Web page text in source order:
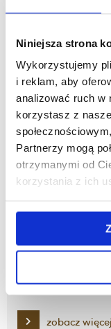
Niniejsza strona
Wykorzystujemy
i reklam, aby
analizować ruch w
korzystasz z
Partnerzy mogą
otrzymanymi od
korzystania z ich
zobacz więcej
przez Sekcję
Studenckich i
zobacz więcej
Hospitacje zajęć
zobacz
Ocena prac
zobacz więcej